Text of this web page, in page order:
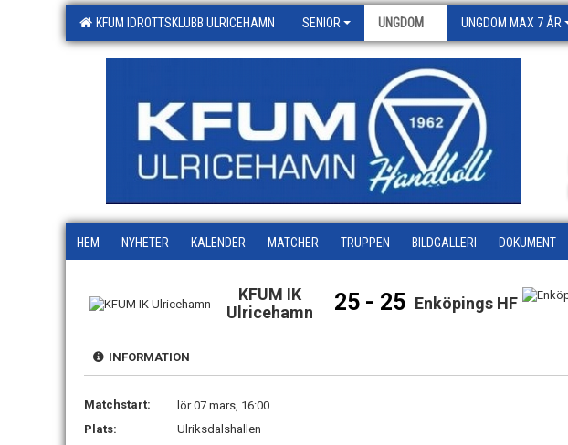
KFUM IDROTTSKLUBB ULRICEHAMN SENIOR UNGDOM UNGDOM MAX 7 ÅR
HEM NYHETER KALENDER MATCHER TRUPPEN BILDGALLERI DOKUMENT
KFUM IK
Ulricehamn
25 - 25 Enköpings HF
INFORMATION
Matchstart:
lör 07 mars, 16:00
Plats:
Ulriksdalshallen